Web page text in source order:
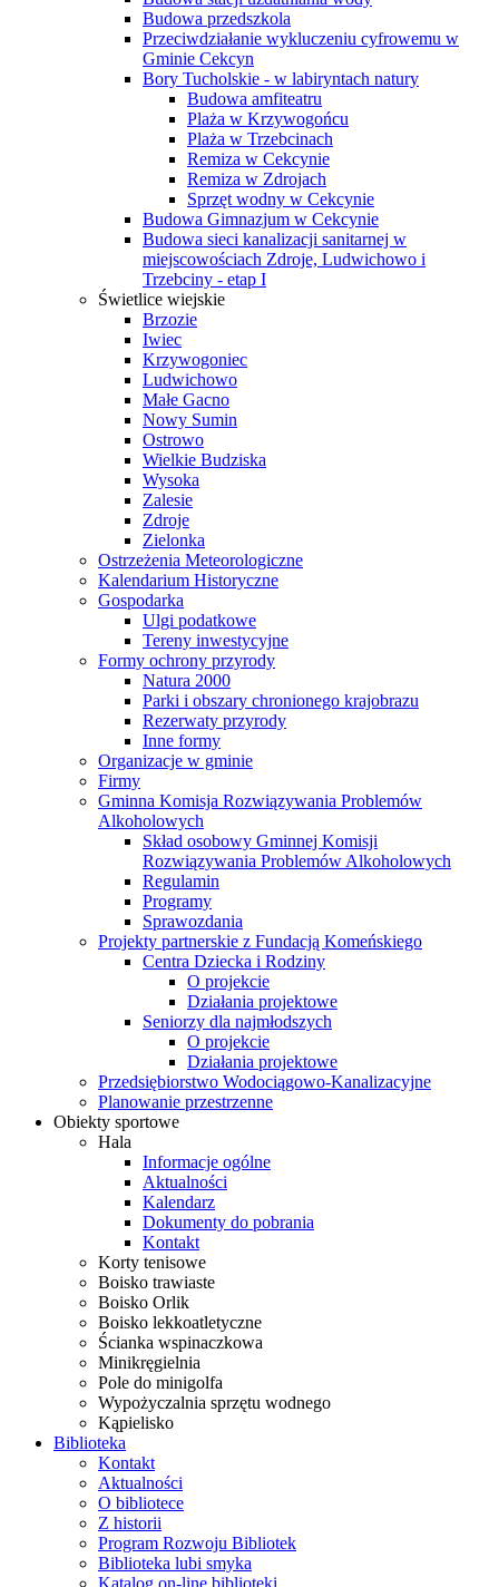
Budowa przedszkola
Przeciwdziałanie wykluczeniu cyfrowemu w
Gminie Cekcyn
Bory Tucholskie - w labiryntach natury
Budowa amfiteatru
Plaża w Krzywogońcu
Plaża w Trzebcinach
Remiza w Cekcynie
Remiza w Zdrojach
Sprzęt wodny w Cekcynie
Budowa Gimnazjum w Cekcynie
Budowa sieci kanalizacji sanitarnej w
miejscowościach Zdroje, Ludwichowo i
Trzebciny - etap I
Świetlice wiejskie
Brzozie
Iwiec
Krzywogoniec
Ludwichowo
Małe Gacno
Nowy Sumin
Ostrowo
Wielkie Budziska
Wysoka
Zalesie
Zdroje
Zielonka
Ostrzeżenia Meteorologiczne
Kalendarium Historyczne
Gospodarka
Ulgi podatkowe
Tereny inwestycyjne
Formy ochrony przyrody
Natura 2000
Parki i obszary chronionego krajobrazu
Rezerwaty przyrody
Inne formy
Organizacje w gminie
Firmy
Gminna Komisja Rozwiązywania Problemów
Alkoholowych
Skład osobowy Gminnej Komisji
Rozwiązywania Problemów Alkoholowych
Regulamin
Programy
Sprawozdania
Projekty partnerskie z Fundacją Komeńskiego
Centra Dziecka i Rodziny
O projekcie
Działania projektowe
Seniorzy dla najmłodszych
O projekcie
Działania projektowe
Przedsiębiorstwo Wodociągowo-Kanalizacyjne
Planowanie przestrzenne
Obiekty sportowe
Hala
Informacje ogólne
Aktualności
Kalendarz
Dokumenty do pobrania
Kontakt
Korty tenisowe
Boisko trawiaste
Boisko Orlik
Boisko lekkoatletyczne
Ścianka wspinaczkowa
Minikręgielnia
Pole do minigolfa
Wypożyczalnia sprzętu wodnego
Kąpielisko
Biblioteka
Kontakt
Aktualności
O bibliotece
Z historii
Program Rozwoju Bibliotek
Biblioteka lubi smyka
Katalog on-line biblioteki